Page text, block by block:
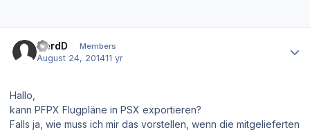
GerdD Members
August 24, 201411 yr
Hallo,
kann PFPX Flugpläne in PSX exportieren?
Falls ja, wie muss ich mir das vorstellen, wenn die mitgelieferten